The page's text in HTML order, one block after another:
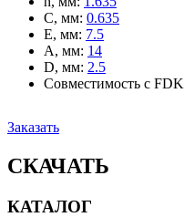
C, мм: 0.635
E, мм: 7.5
A, мм: 14
D, мм: 2.5
Совместимость с FDK
Заказать
СКАЧАТЬ
КАТАЛОГ